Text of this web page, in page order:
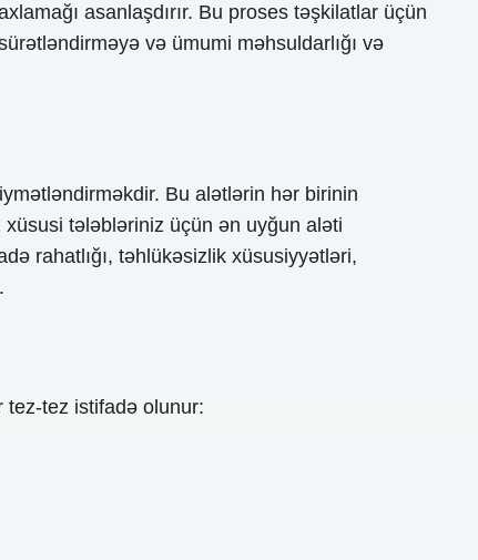
asanlaşdırır. Bu proses təşkilatlar üçün
və ümumi məhsuldarlığı və
Bu alətlərin hər birinin
xüsusi tələbləriniz üçün ən uyğun aləti
rahatlığı, təhlükəsizlik xüsusiyyətləri,
tez-tez istifadə olunur: